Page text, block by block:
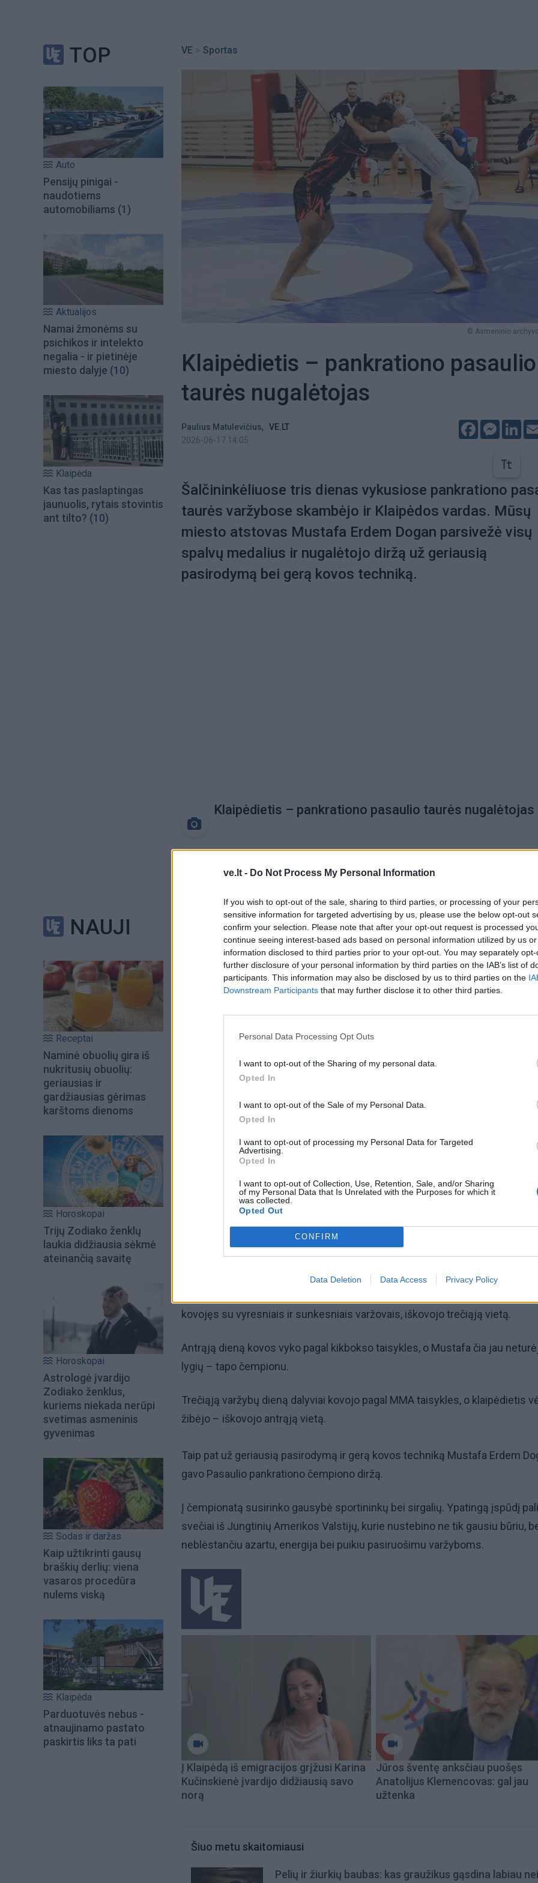
ve.lt - Do Not Process My Personal Information
If you wish to opt-out of the sale, sharing to third parties, or processing of your
sensitive information for targeted advertising by us, please use the below opt-out
confirm your selection. Please note that after your opt-out request is processed
continue seeing interest-based ads based on personal information utilized by us
information disclosed to third parties prior to your opt-out. You may separately
further disclosure of your personal information by third parties on the IAB’s list of
participants. This information may also be disclosed by us to third parties on the
Downstream Participants that may further disclose it to other third parties.
Personal Data Processing Opt Outs
I want to opt-out of the Sharing of my personal data.
Opted In
I want to opt-out of the Sale of my Personal Data.
Opted In
I want to opt-out of processing my Personal Data for Targeted
Advertising.
Opted In
I want to opt-out of Collection, Use, Retention, Sale, and/or Sharing
of my Personal Data that Is Unrelated with the Purposes for which it
was collected.
Opted Out
CONFIRM
Data Deletion Data Access Privacy Policy
TOP
Auto
Pensijų pinigai -
naudotiems
automobiliams (1)
Aktualijos
Namai žmonėms su
psichikos ir intelekto
negalia - ir pietinėje
miesto dalyje (10)
Klaipėda
Kas tas paslaptingas
jaunuolis, rytais stovintis
ant tilto? (10)
NAUJI
Receptai
Naminė obuolių gira iš
nukritusių obuolių:
geriausias ir
gardžiausias gėrimas
karštoms dienoms
Horoskopai
Trijų Zodiako ženklų
laukia didžiausia sėkmė
ateinančią savaitę
Horoskopai
Astrologė įvardijo
Zodiako ženklus,
kuriems niekada nerūpi
svetimas asmeninis
gyvenimas
Sodas ir daržas
Kaip užtikrinti gausų
braškių derlių: viena
vasaros procedūra
nulems viską
Klaipėda
Parduotuvės nebus -
atnaujinamo pastato
paskirtis liks ta pati
VE > Sportas
© Asmeninio
Klaipėdietis – pankrationo pasaulio
taurės nugalėtojas
Paulius Matulevičius,
VE.LT
2026-06-17 14:05
Facebook
Šalčininkėliuose tris dienas vykusiose pankrationo
taurės varžybose skambėjo ir Klaipėdos vardas. Mūsų
miesto atstovas Mustafa Erdem Dogan parsivežė visų
spalvų medalius ir nugalėtojo diržą už geriausią
pasirodymą bei gerą kovos techniką.
Klaipėdietis – pankrationo pasaulio taurės nugalėtojas
Jis nuo pirmosios kovos demonstravo kovotojo dvasią, drąsą ir atkaklumą,
kovojęs su vyresniais ir sunkesniais varžovais, iškovojo trečiąją vietą.
Antrąją dieną kovos vyko pagal kikbokso taisykles, o Mustafa čia jau
lygių – tapo čempionu.
Trečiąją varžybų dieną dalyviai kovojo pagal MMA taisykles, o klaipėdietis
žibėjo – iškovojo antrąją vietą.
Taip pat už geriausią pasirodymą ir gerą kovos techniką Mustafa Erdem
gavo Pasaulio pankrationo čempiono diržą.
Į čempionatą susirinko gausybė sportininkų bei sirgalių. Ypatingą įspūdį
svečiai iš Jungtinių Amerikos Valstijų, kurie nustebino ne tik gausiu būriu,
neblėstančiu azartu, energija bei puikiu pasiruošimu varžyboms.
Į Klaipėdą iš emigracijos grįžusi Karina
Kučinskienė įvardijo didžiausią savo
norą
Jūros šventę anksčiau puošęs
Anatolijus Klemencovas: gal jau
užtenka
Šiuo metu skaitomiausi
Pelių ir žiurkių baubas: kas graužikus gąsdina labiau nei